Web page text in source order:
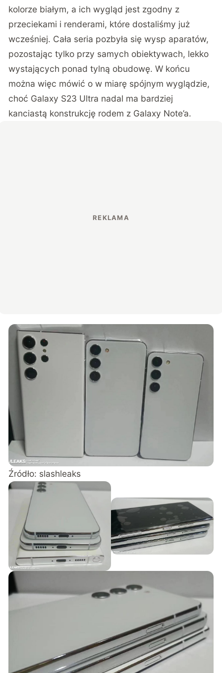
kolorze białym, a ich wygląd jest zgodny z
przeciekami i renderami, które dostaliśmy już
wcześniej. Cała seria pozbyła się wysp aparatów,
pozostając tylko przy samych obiektywach, lekko
wystających ponad tylną obudowę. W końcu
można więc mówić o w miarę spójnym wyglądzie,
choć Galaxy S23 Ultra nadal ma bardziej
kanciastą konstrukcję rodem z Galaxy Note’a.
Źródło: slashleaks